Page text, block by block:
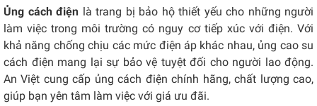
Ủng cách điện là trang bị bảo hộ thiết yếu cho những người
làm việc trong môi trường có nguy cơ tiếp xúc với điện. Với
khả năng chống chịu các mức điện áp khác nhau, ủng cao su
cách điện mang lại sự bảo vệ tuyệt đối cho người lao động.
An Việt cung cấp ủng cách điện chính hãng, chất lượng cao,
giúp bạn yên tâm làm việc với giá ưu đãi.